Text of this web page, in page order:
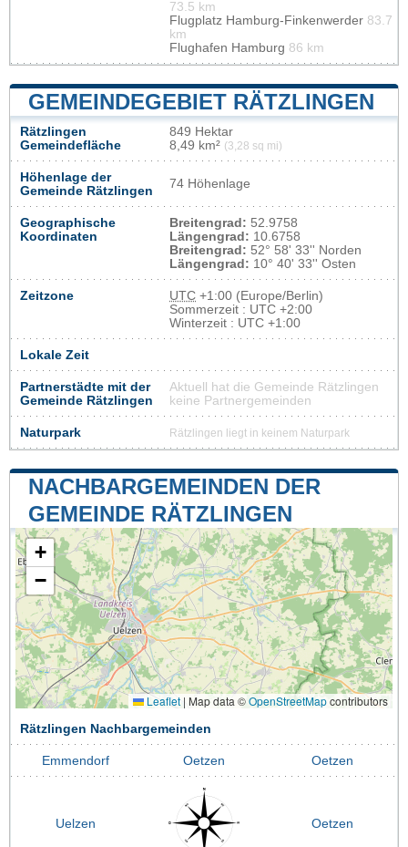
73.5 km
Flugplatz Hamburg-Finkenwerder 83.7
km
Flughafen Hamburg 86 km
GEMEINDEGEBIET RÄTZLINGEN
Rätzlingen
Gemeindefläche
849 Hektar
8,49 km² (3,28 sq mi)
Höhenlage der
Gemeinde Rätzlingen
74 Höhenlage
Geographische
Koordinaten
Breitengrad: 52.9758
Längengrad: 10.6758
Breitengrad: 52° 58' 33'' Norden
Längengrad: 10° 40' 33'' Osten
Zeitzone UTC +1:00 (Europe/Berlin)
Sommerzeit : UTC +2:00
Winterzeit : UTC +1:00
Lokale Zeit
Partnerstädte mit der
Gemeinde Rätzlingen
Aktuell hat die Gemeinde Rätzlingen
keine Partnergemeinden
Naturpark Rätzlingen liegt in keinem Naturpark
NACHBARGEMEINDEN DER
GEMEINDE RÄTZLINGEN
+
−
Leaflet | Map data ©OpenStreetMapcontributors
Rätzlingen Nachbargemeinden
Emmendorf Oetzen Oetzen
Uelzen Oetzen